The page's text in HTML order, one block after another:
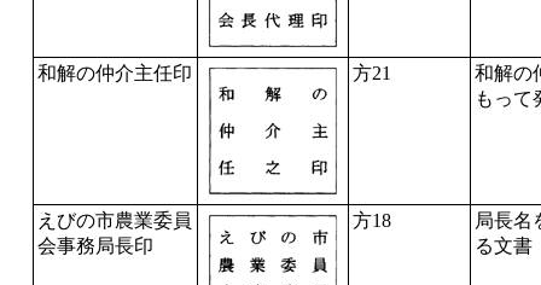
和解の仲介主任印 方21
和解の
もって
えびの市農業委員
会事務局長印
方18
局長名
る文書